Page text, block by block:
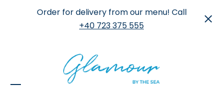
Order for delivery from our menu! Call
+40 723 375 555